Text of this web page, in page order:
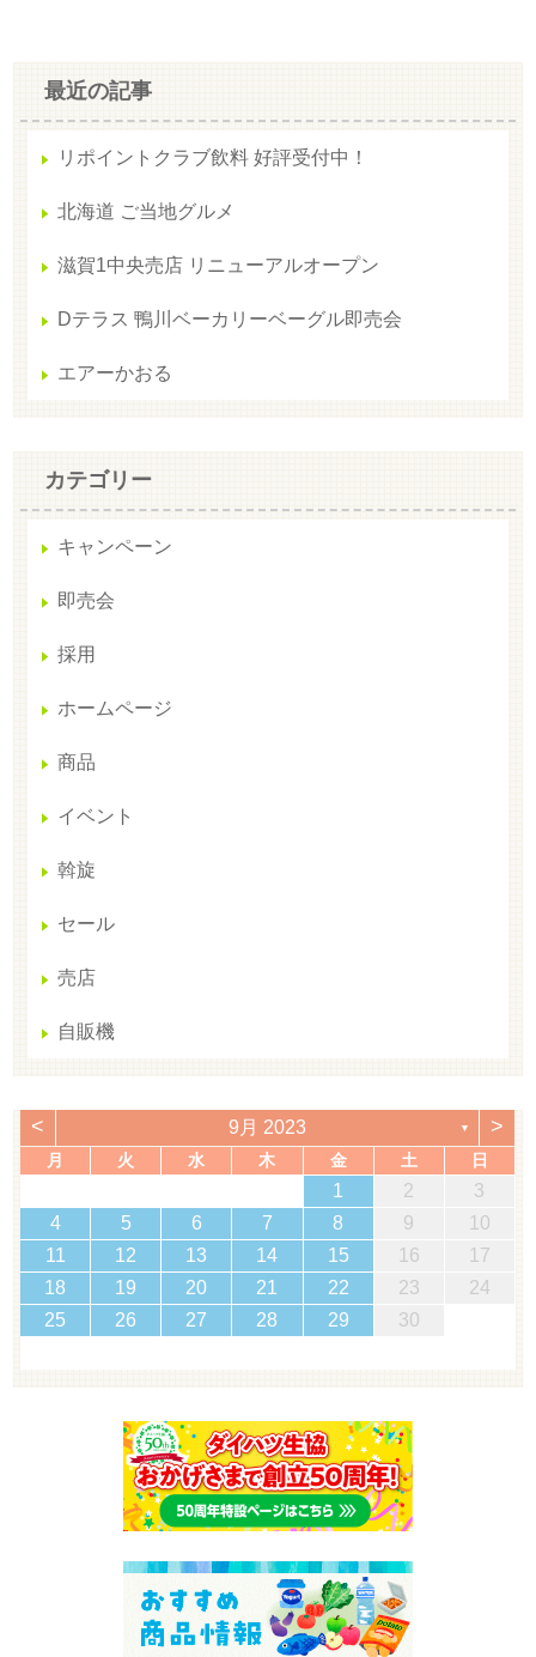
最近の記事
リポイントクラブ飲料 好評受付中！
北海道 ご当地グルメ
滋賀1中央売店 リニューアルオープン
Dテラス 鴨川ベーカリーベーグル即売会
エアーかおる
カテゴリー
キャンペーン
即売会
採用
ホームページ
商品
イベント
斡旋
セール
売店
自販機
< 9月 2023 ▼ >
月 火 水 木 金 土 日
1 2
3
4
5 6 7 8 9
10
11
12 13 14 15 16
17
18
19 20 21 22 23
24
25
26 27 28 29 30